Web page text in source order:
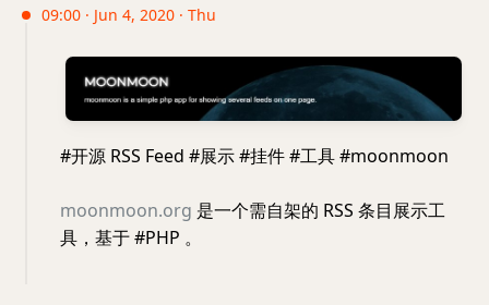
09:00 · Jun 4, 2020 · Thu
#开源 RSS Feed #展示 #挂件 #工具 #moonmoon
moonmoon.org 是一个需自架的 RSS 条目展示工
具，基于 #PHP 。